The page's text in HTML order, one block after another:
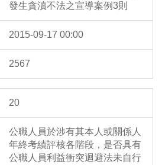
發生貪瀆不法之宣導案例3則
2015-09-17 00:00
2567
20
公職人員於涉有其本人或關係人
年終考績評核各階段，是否具有
公職人員利益衝突迴避法未自行